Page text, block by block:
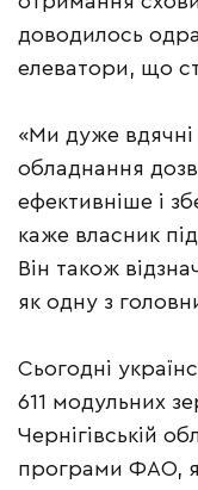
доводилось
елеватори, що
«Ми дуже
обладнання
ефективніше і
каже власник
Він також
як одну з
Сьогодні
611 модульних
Чернігівській
програми ФАО,